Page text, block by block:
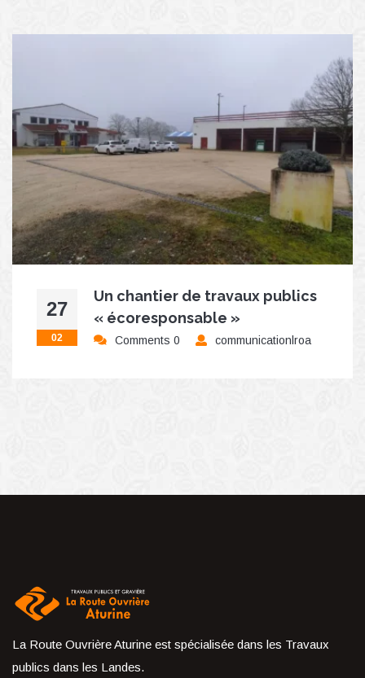
27
02
Un chantier de travaux publics
« écoresponsable »
Comments 0 communicationlroa
La Route Ouvrière Aturine est spécialisée dans les Travaux
publics dans les Landes.